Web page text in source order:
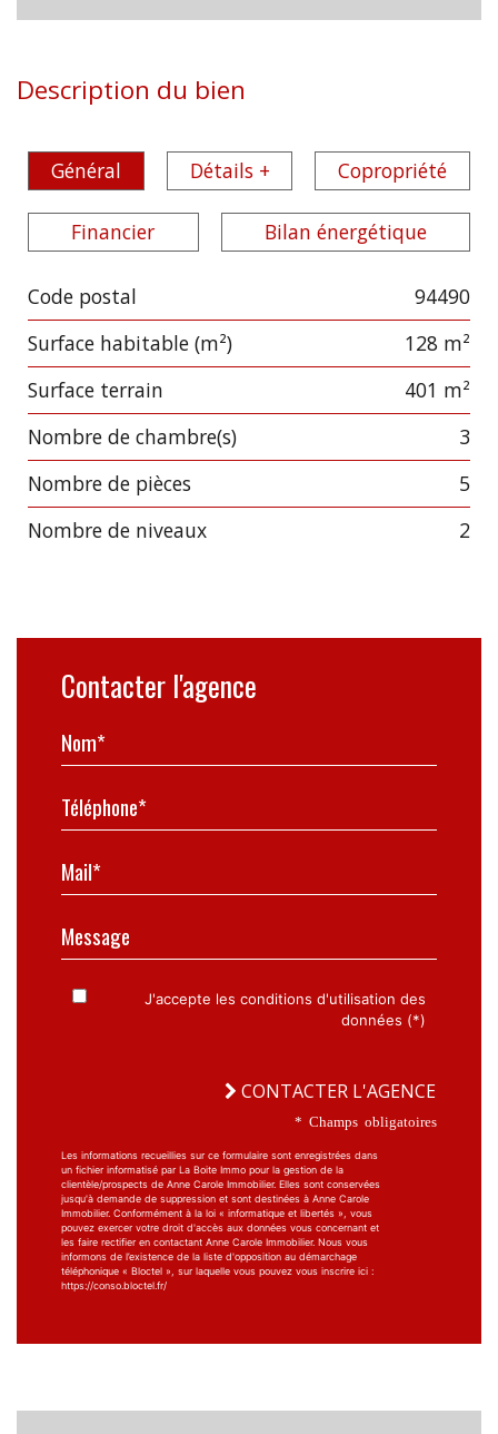
Description du bien
Général Détails + Copropriété
Financier Bilan énergétique
Label Value
Code postal
94490
Surface habitable (m²)
128 m²
surface terrain
401 m²
Nombre de chambre(s)
3
Nombre de pièces
5
Nombre de niveaux
2
Contacter l'agence
Nom*
Téléphone*
Mail*
Message
J'accepte les conditions d'utilisation des
données (*)
CONTACTER L'AGENCE
* Champs obligatoires
Les informations recueillies sur ce formulaire sont enregistrées dans
un fichier informatisé par La Boite Immo pour la gestion de la
clientèle/prospects de Anne Carole Immobilier. Elles sont conservées
jusqu'à demande de suppression et sont destinées à Anne Carole
Immobilier. Conformément à la loi « informatique et libertés », vous
pouvez exercer votre droit d'accès aux données vous concernant et
les faire rectifier en contactant Anne Carole Immobilier. Nous vous
informons de l’existence de la liste d'opposition au démarchage
téléphonique « Bloctel », sur laquelle vous pouvez vous inscrire ici :
https://conso.bloctel.fr/